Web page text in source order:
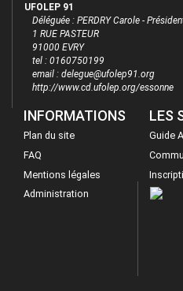
UFOLEP 91
Déléguée : PERDRY Carole -
1 RUE PASTEUR
91000 EVRY
tel : 0160750199
email : delegue@ufolep91.org
http://www.cd.ufolep.org/essonne
INFORMATIONS
Plan du site
FAQ
Mentions légales
Administration
LES
Guide